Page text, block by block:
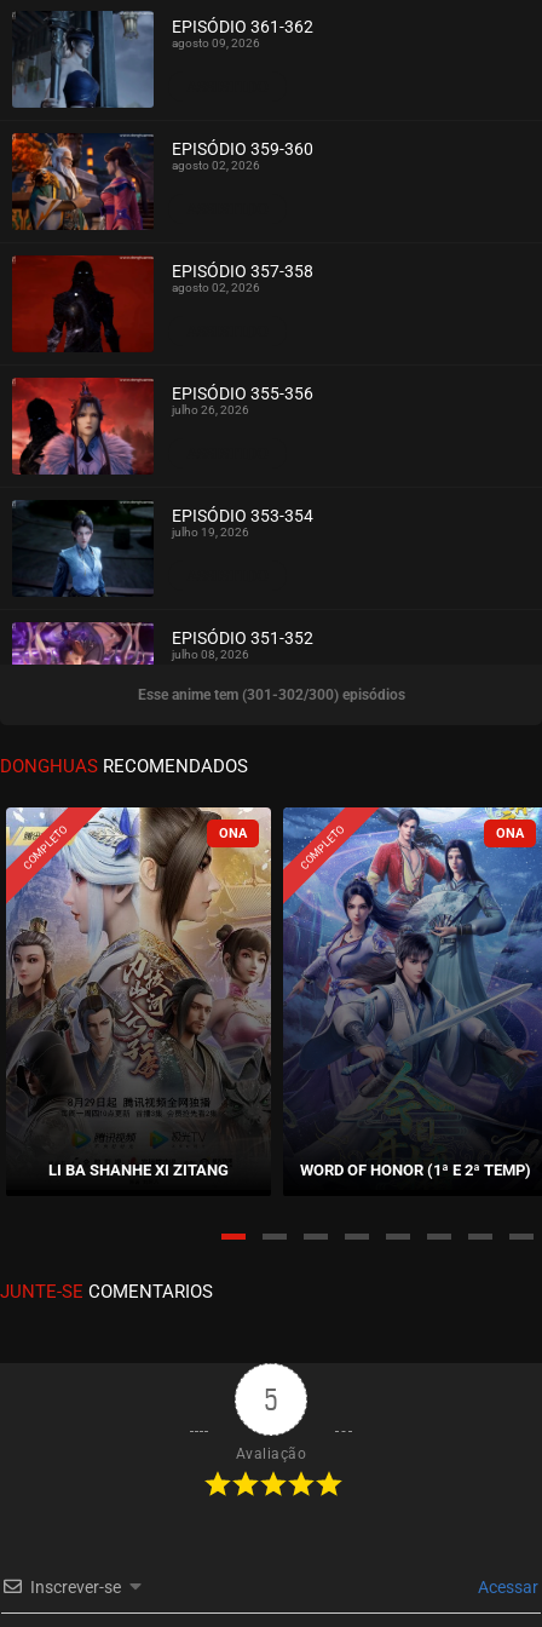
EPISÓDIO 361-362
agosto 09, 2026
EPISÓDIO 359-360
agosto 02, 2026
EPISÓDIO 357-358
agosto 02, 2026
EPISÓDIO 355-356
julho 26, 2026
EPISÓDIO 353-354
julho 19, 2026
ASSISTIDO
EPISÓDIO 351-352
julho 08, 2026
ASSISTIDO
EPISÓDIO 349-350
ASSISTIDO
EPISÓDIO 347-348
junho 28, 2026
ASSISTIDO
EPISÓDIO 345-346
junho 21, 2026
EPISÓDIO 343-344
maio 31, 2026
ASSISTIDO
EPISÓDIO 339-340
maio 05, 2026
EPISÓDIO 337-338
EPISÓDIO 335-336
Esse anime tem (301-302/300) episódios
DONGHUAS RECOMENDADOS
COMPLETO
LI BA SHANHE XI ZITANG
COMPLETO
WORD OF HONOR (1ª E 2ª TEMP)
JUNTE-SE COMENTARIOS
5
Avaliação
Inscrever-se Acessar